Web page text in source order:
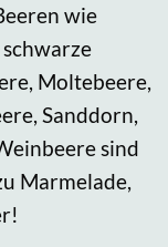
wie
Moltebeere,
Sanddorn,
sind
Marmelade,